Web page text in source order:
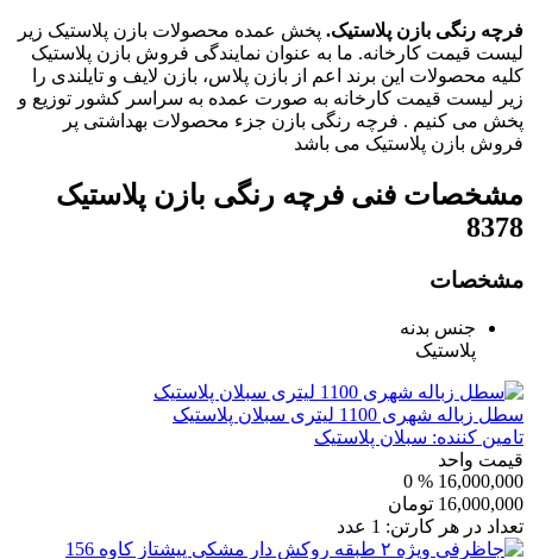
فرچه رنگی بازن پلاستیک. پخش عمده محصولات بازن پلاستیک زیر
لیست قیمت کارخانه. ما به عنوان نمایندگی فروش بازن پلاستیک
کلیه محصولات این برند اعم از بازن پلاس، بازن لایف و تایلندی را
زیر لیست قیمت کارخانه به صورت عمده به سراسر کشور توزیع و
پخش می کنیم . فرچه رنگی بازن جزء محصولات بهداشتی پر
فروش بازن پلاستیک می باشد
مشخصات فنی فرچه رنگی بازن پلاستیک
8378
مشخصات
جنس بدنه
پلاستیک
سطل زباله شهری 1100 لیتری سبلان پلاستیک
تامین کننده: سبلان پلاستیک
قیمت واحد
16,000,000
% 0
16,000,000 تومان
تعداد در هر کارتن: 1 عدد